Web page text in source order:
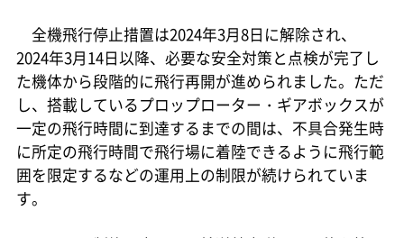
全機飛行停止措置は2024年3月8日に解除され、
2024年3月14日以降、必要な安全対策と点検が完了し
た機体から段階的に飛行再開が進められました。ただ
し、搭載しているプロップローター・ギアボックスが
一定の飛行時間に到達するまでの間は、不具合発生時
に所定の飛行時間で飛行場に着陸できるように飛行範
囲を限定するなどの運用上の制限が続けられていま
す。